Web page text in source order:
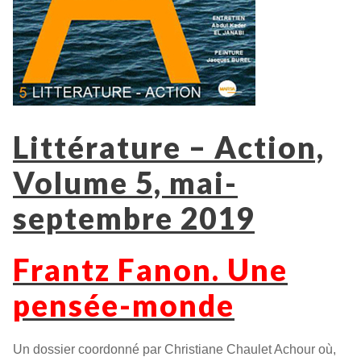
Littérature – Action,
Volume 5, mai-
septembre 2019
Frantz Fanon. Une
pensée-monde
Un dossier coordonné par Christiane Chaulet Achour où,